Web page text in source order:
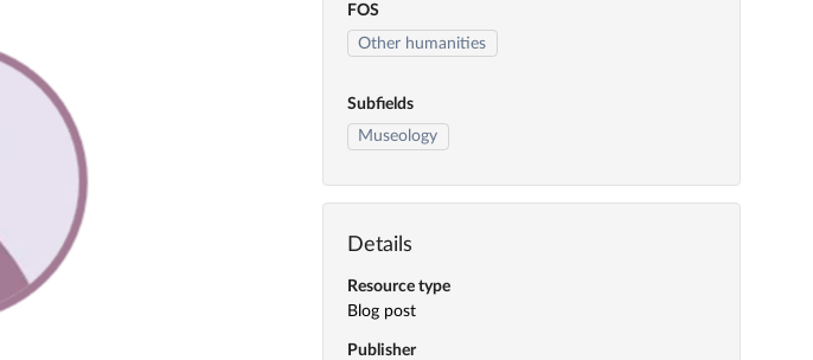
FOS
Other humanities
Subfields
Museology
Details
Resource type
Blog post
Publisher